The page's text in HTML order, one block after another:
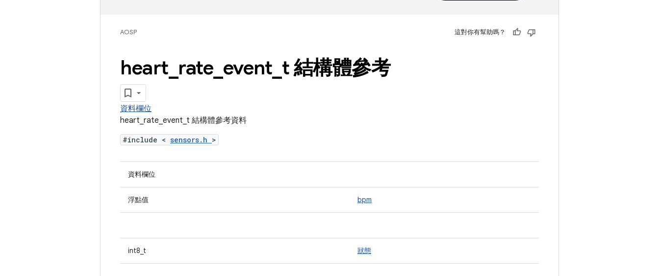
AOSP 這對你有幫助嗎？
heart rate event t 結構體參考
資料欄位
heart_rate_event_t 結構體參考資料
#include < sensors.h >
資料欄位
浮點值 bpm
int8_t 狀態